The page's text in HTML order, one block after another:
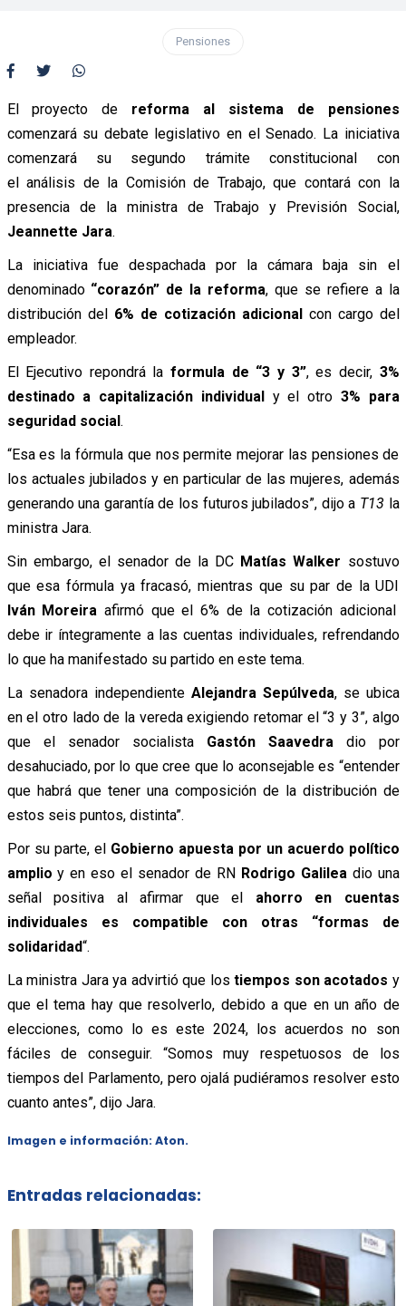
Pensiones
El proyecto de reforma al sistema de pensiones
comenzará su debate legislativo en el Senado. La iniciativa
comenzará su segundo trámite constitucional con
el análisis de la Comisión de Trabajo, que contará con la
presencia de la ministra de Trabajo y Previsión Social,
Jeannette Jara.
La iniciativa fue despachada por la cámara baja sin el
denominado “corazón” de la reforma, que se refiere a la
distribución del6% de cotización adicionalcon cargo del
empleador.
El Ejecutivo repondrá laformula de “3 y 3”, es decir, 3%
destinado a capitalización individualy el otro 3% para
seguridad social.
“Esa es la fórmula que nos permite mejorar las pensiones de
los actuales jubilados y en particular de las mujeres, además
generando una garantía de los futuros jubilados”, dijo a T13la
ministra Jara.
Sin embargo, el senador de la DC Matías Walker sostuvo
que esa fórmula ya fracasó, mientras que su par de la UDI
Iván Moreira afirmó que el 6% de la cotización adicional
debe ir íntegramente a las cuentas individuales, refrendando
lo que ha manifestado su partido en este tema.
La senadora independienteAlejandra Sepúlveda, se ubica
en el otro lado de la vereda exigiendo retomar el “3 y 3”, algo
que el senador socialista Gastón Saavedra dio por
desahuciado, por lo que cree que lo aconsejable es “entender
que habrá que tener una composición de la distribución de
estos seis puntos, distinta”.
Por su parte, el Gobierno apuesta por un acuerdo político
amplio y en eso el senador de RN Rodrigo Galilea dio una
señal positiva al afirmar que el ahorro en cuentas
individuales es compatible con otras “formas de
solidaridad“.
La ministra Jara ya advirtió que los tiempos son acotados y
que el tema hay que resolverlo, debido a que en un año de
elecciones, como lo es este 2024, los acuerdos no son
fáciles de conseguir. “Somos muy respetuosos de los
tiempos del Parlamento, pero ojalá pudiéramos resolver esto
cuanto antes”, dijo Jara.
Imagen e información: Aton.
Entradas relacionadas: